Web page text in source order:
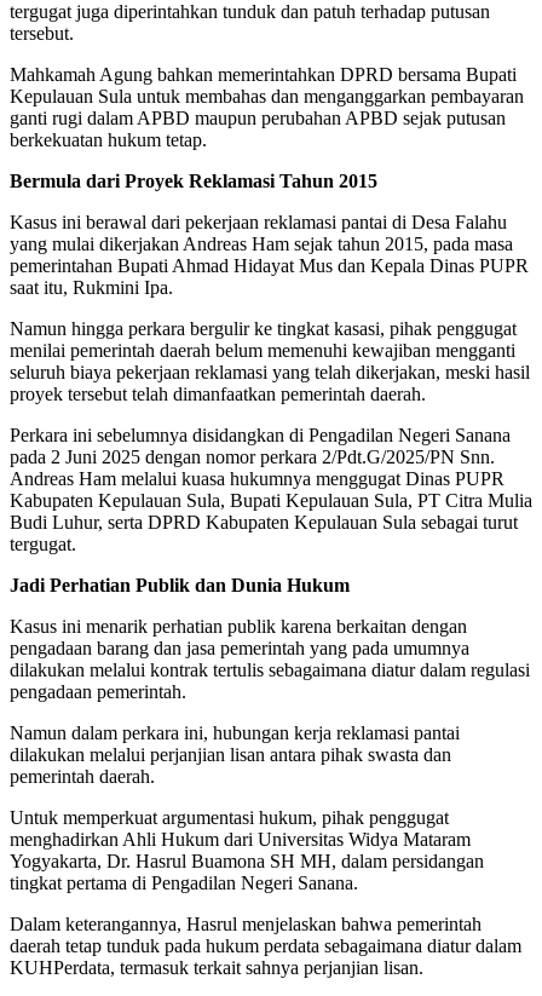
tergugat juga diperintahkan tunduk dan patuh terhadap putusan
tersebut.
Mahkamah Agung bahkan memerintahkan DPRD bersama Bupati
Kepulauan Sula untuk membahas dan menganggarkan pembayaran
ganti rugi dalam APBD maupun perubahan APBD sejak putusan
berkekuatan hukum tetap.
Bermula dari Proyek Reklamasi Tahun 2015
Kasus ini berawal dari pekerjaan reklamasi pantai di Desa Falahu
yang mulai dikerjakan Andreas Ham sejak tahun 2015, pada masa
pemerintahan Bupati Ahmad Hidayat Mus dan Kepala Dinas PUPR
saat itu, Rukmini Ipa.
Namun hingga perkara bergulir ke tingkat kasasi, pihak penggugat
menilai pemerintah daerah belum memenuhi kewajiban mengganti
seluruh biaya pekerjaan reklamasi yang telah dikerjakan, meski hasil
proyek tersebut telah dimanfaatkan pemerintah daerah.
Perkara ini sebelumnya disidangkan di Pengadilan Negeri Sanana
pada 2 Juni 2025 dengan nomor perkara 2/Pdt.G/2025/PN Snn.
Andreas Ham melalui kuasa hukumnya menggugat Dinas PUPR
Kabupaten Kepulauan Sula, Bupati Kepulauan Sula, PT Citra Mulia
Budi Luhur, serta DPRD Kabupaten Kepulauan Sula sebagai turut
tergugat.
Jadi Perhatian Publik dan Dunia Hukum
Kasus ini menarik perhatian publik karena berkaitan dengan
pengadaan barang dan jasa pemerintah yang pada umumnya
dilakukan melalui kontrak tertulis sebagaimana diatur dalam regulasi
pengadaan pemerintah.
Namun dalam perkara ini, hubungan kerja reklamasi pantai
dilakukan melalui perjanjian lisan antara pihak swasta dan
pemerintah daerah.
Untuk memperkuat argumentasi hukum, pihak penggugat
menghadirkan Ahli Hukum dari Universitas Widya Mataram
Yogyakarta, Dr. Hasrul Buamona SH MH, dalam persidangan
tingkat pertama di Pengadilan Negeri Sanana.
Dalam keterangannya, Hasrul menjelaskan bahwa pemerintah
daerah tetap tunduk pada hukum perdata sebagaimana diatur dalam
KUHPerdata, termasuk terkait sahnya perjanjian lisan.